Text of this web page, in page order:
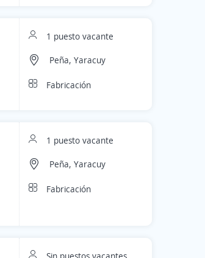
1 puesto vacante
Peña, Yaracuy
Fabricación
1 puesto vacante
Peña, Yaracuy
Fabricación